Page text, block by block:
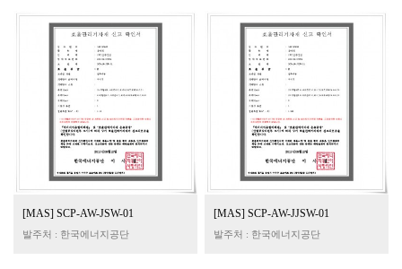
[MAS] SCP-AW-JSW-01
발주처 : 한국에너지공단
[MAS] SCP-AW-JJSW-01
발주처 : 한국에너지공단